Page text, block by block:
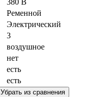
Ременной
Электрический
3
воздушное
нет
есть
есть
Убрать из сравнения